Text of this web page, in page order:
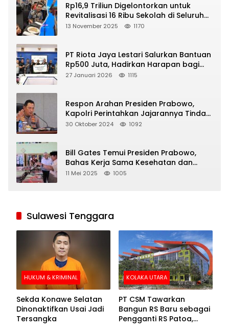
Rp16,9 Triliun Digelontorkan untuk
Revitalisasi 16 Ribu Sekolah di Seluruh
Indonesia
13 November 2025 1170
PT Riota Jaya Lestari Salurkan Bantuan
Rp500 Juta, Hadirkan Harapan bagi
Korban Bencana di Sumatera
27 Januari 2026 1115
Respon Arahan Presiden Prabowo,
Kapolri Perintahkan Jajarannya Tindak
Tegas Pelaku Judi Online
30 Oktober 2024 1092
Bill Gates Temui Presiden Prabowo,
Bahas Kerja Sama Kesehatan dan
Program Makan Bergizi Gratis
11 Mei 2025 1005
Sulawesi Tenggara
HUKUM & KRIMINAL
Sekda Konawe Selatan
Dinonaktifkan Usai Jadi
Tersangka
KOLAKA UTARA
PT CSM Tawarkan
Bangun RS Baru sebagai
Pengganti RS Patoa,